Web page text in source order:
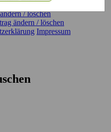
/ löschen
ändern / löschen
Impressum